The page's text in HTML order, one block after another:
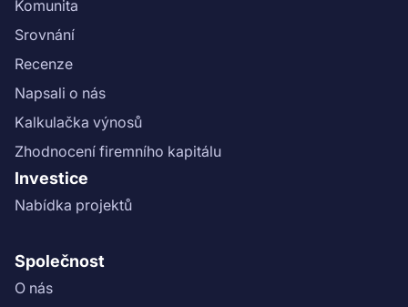
Komunita
Srovnání
Recenze
Napsali o nás
Kalkulačka výnosů
Zhodnocení firemního kapitálu
Investice
Nabídka projektů
Společnost
O nás